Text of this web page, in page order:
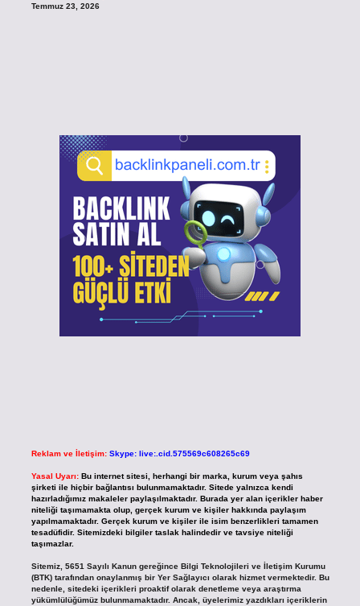
Temmuz 23, 2026
Reklam ve İletişim: Skype: live:.cid.575569c608265c69
Yasal Uyarı: Bu internet sitesi, herhangi bir marka, kurum veya şahıs
şirketi ile hiçbir bağlantısı bulunmamaktadır. Sitede yalnızca kendi
hazırladığımız makaleler paylaşılmaktadır. Burada yer alan içerikler haber
niteliği taşımamakta olup, gerçek kurum ve kişiler hakkında paylaşım
yapılmamaktadır. Gerçek kurum ve kişiler ile isim benzerlikleri tamamen
tesadüfidir. Sitemizdeki bilgiler taslak halindedir ve tavsiye niteliği
taşımazlar.
Sitemiz, 5651 Sayılı Kanun gereğince Bilgi Teknolojileri ve İletişim Kurumu
(BTK) tarafından onaylanmış bir Yer Sağlayıcı olarak hizmet vermektedir. Bu
nedenle, sitedeki içerikleri proaktif olarak denetleme veya araştırma
yükümlülüğümüz bulunmamaktadır. Ancak, üyelerimiz yazdıkları içeriklerin